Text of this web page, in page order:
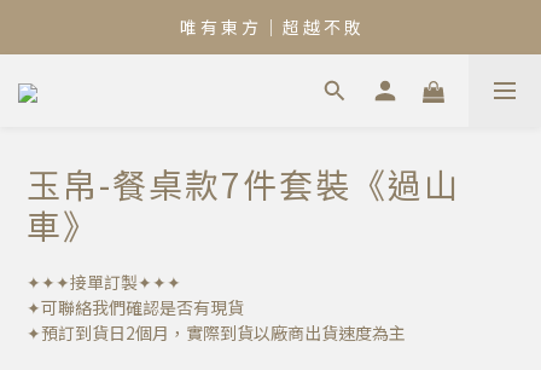
唯 有 東 方 ｜ 超 越 不 敗
玉帛-餐桌款7件套裝《過山
車》
✦✦✦接單訂製✦✦✦
✦可聯絡我們確認是否有現貨
✦預訂到貨日2個月，實際到貨以廠商出貨速度為主